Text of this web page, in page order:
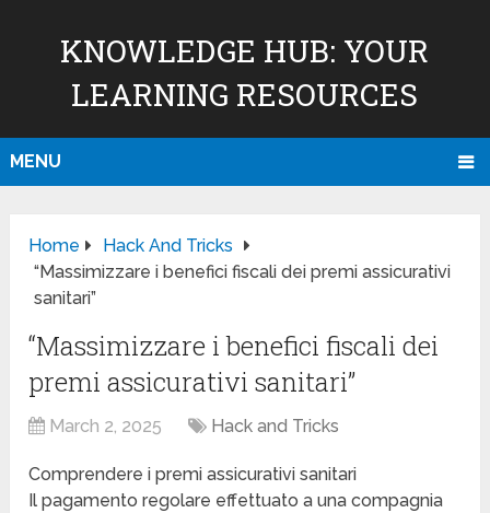
KNOWLEDGE HUB: YOUR
LEARNING RESOURCES
MENU
Home
Hack And Tricks
“Massimizzare i benefici fiscali dei premi assicurativi
sanitari”
“Massimizzare i benefici fiscali dei
premi assicurativi sanitari”
March 2, 2025 Hack and Tricks
Comprendere i premi assicurativi sanitari
Il pagamento regolare effettuato a una compagnia